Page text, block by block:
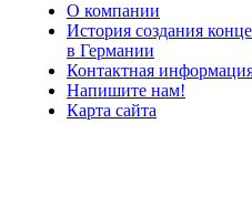
О компании
История создания
в Германии
Контактная
Напишите нам!
Карта сайта